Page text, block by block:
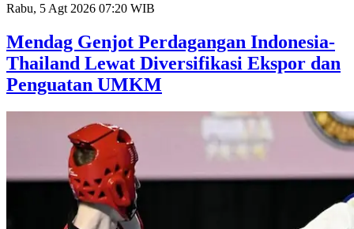
Rabu, 5 Agt 2026 07:20 WIB
Mendag Genjot Perdagangan Indonesia-
Thailand Lewat Diversifikasi Ekspor dan
Penguatan UMKM